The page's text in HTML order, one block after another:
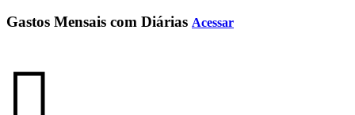
Gastos Mensais com Diárias Acessar